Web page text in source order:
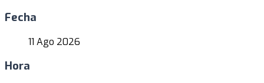
Fecha
11 Ago 2026
Hora